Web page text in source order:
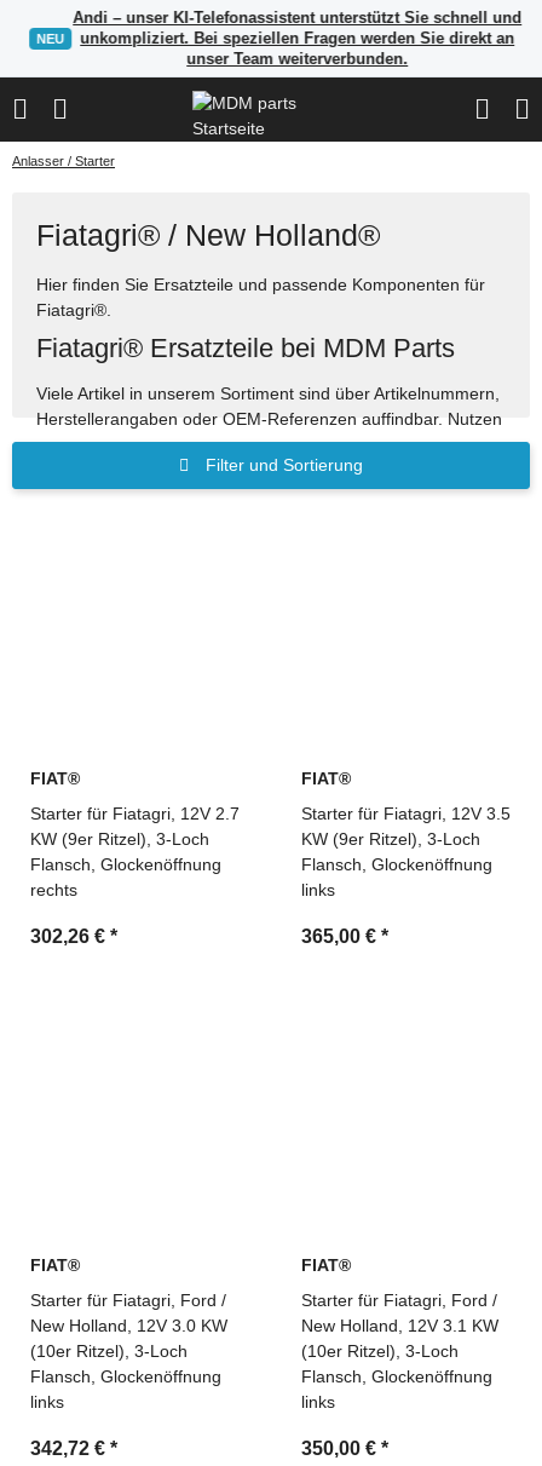
NEU
Andi – unser KI-Telefonassistent unterstützt Sie schnell und
unkompliziert. Bei speziellen Fragen werden Sie direkt an
unser Team weiterverbunden.
Anlasser / Starter
Fiatagri® / New Holland®
Hier finden Sie Ersatzteile und passende Komponenten für
Fiatagri®.
Fiatagri® Ersatzteile bei MDM Parts
Viele Artikel in unserem Sortiment sind über Artikelnummern,
Herstellerangaben oder OEM-Referenzen auffindbar. Nutzen
Sie die Suche, um passende Ersatzteile schnell zu finden.
Ersatzteile für Bau-, Land- und Industriemaschinen
Filter und Sortierung
FIAT®
Starter für Fiatagri, 12V 2.7
KW (9er Ritzel), 3-Loch
Flansch, Glockenöffnung
rechts
302,26 € *
FIAT®
Starter für Fiatagri, 12V 3.5
KW (9er Ritzel), 3-Loch
Flansch, Glockenöffnung
links
365,00 € *
FIAT®
Starter für Fiatagri, Ford /
New Holland, 12V 3.0 KW
(10er Ritzel), 3-Loch
Flansch, Glockenöffnung
links
342,72 € *
FIAT®
Starter für Fiatagri, Ford /
New Holland, 12V 3.1 KW
(10er Ritzel), 3-Loch
Flansch, Glockenöffnung
links
350,00 € *